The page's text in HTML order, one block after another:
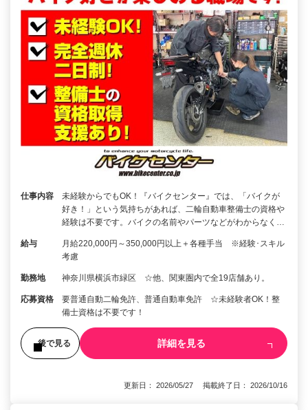
仕事内容
未経験からでもOK！『バイクセンター』では、「バイクが
好き！」という気持ちがあれば、二輪自動車整備士の資格や
経験は不要です。バイクの名前やパーツなどがわからなく…
給与
月給220,000円～350,000円以上＋各種手当 ※経験･スキル
考慮
勤務地 神奈川県横浜市緑区 ☆他、関東圏内で全19店舗あり。
応募資格
要普通自動二輪免許、普通自動車免許 ☆未経験者OK！整
備士資格は不要です！
後で見る 詳細を見る
更新日： 2026/05/27 掲載終了日： 2026/10/16